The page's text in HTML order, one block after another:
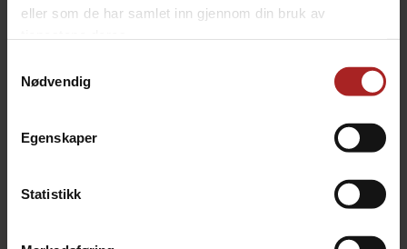
eller som de har samlet inn gjennom din bruk av
Nødvendig
Egenskaper
Statistikk
Vinserie